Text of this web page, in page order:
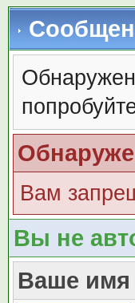
Вам
Вы не
Ваше имя